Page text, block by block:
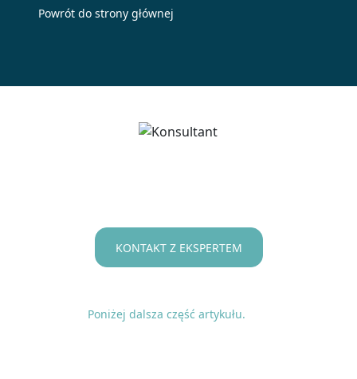
Powrót do strony głównej
KONTAKT Z EKSPERTEM
Poniżej dalsza część artykułu.